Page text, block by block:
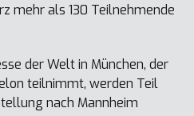
mehr als 130 Teilnehmende
der Welt in München, der
teilnimmt, werden Teil
nach Mannheim